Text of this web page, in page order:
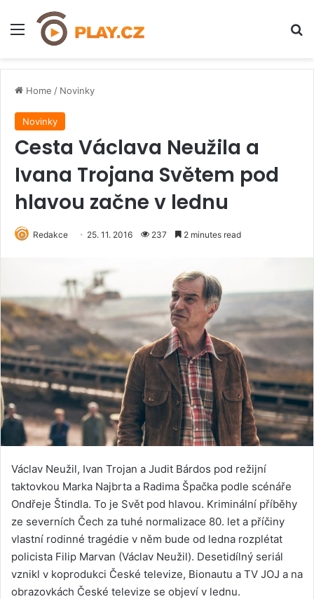
Menu
Home / Novinky
Novinky
Cesta Václava Neužila a
Ivana Trojana Světem pod
hlavou začne v lednu
Redakce 25. 11. 2016 237 2 minutes read
Václav Neužil, Ivan Trojan a Judit Bárdos pod režijní
taktovkou Marka Najbrta a Radima Špačka podle scénáře
Ondřeje Štindla. To je Svět pod hlavou. Kriminální příběhy
ze severních Čech za tuhé normalizace 80. let a příčiny
vlastní rodinné tragédie v něm bude od ledna rozplétat
policista Filip Marvan (Václav Neužil). Desetidílný seriál
vznikl v koprodukci České televize, Bionautu a TV JOJ a na
obrazovkách České televize se objeví v lednu.